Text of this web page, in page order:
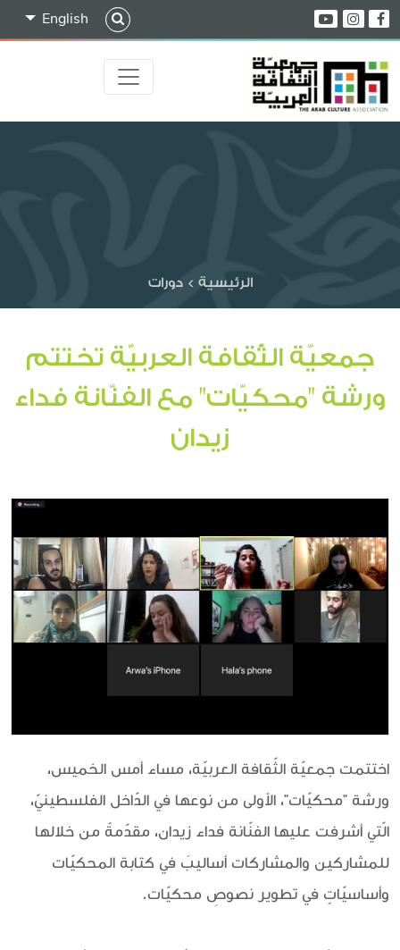
English
الرئيسية >دورات
جمعيّة الثّقافة العربيّة تختتم
ورشة "محكيّات" مع الفنّانة فداء
زيدان
اختتمت جمعيّة الثّقافة العربيّة، مساء أمس الخميس،
ورشة "محكيّات"، الأولى من نوعها في الدّاخل الفلسطينيّ،
الّتي أشرفت عليها الفنّانة فداء زيدان، مقدّمةً من خلالها
للمشاركين والمشاركات أساليبَ في كتابة المحكيّات
وأساسيّاتٍ في تطوير نصوصِ محكيّات.